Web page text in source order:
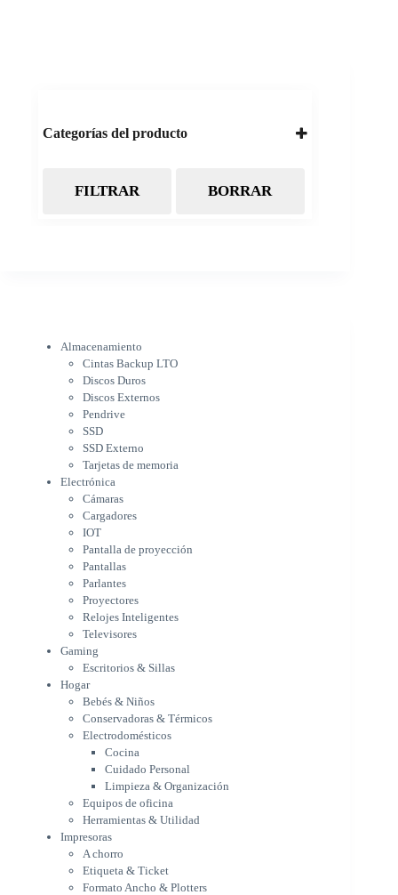
Categorías del producto
Almacenamiento
Cámaras
Cargadores
IOT
Pantalla de proyección
Pantallas
Parlantes
Proyectores
Relojes Inteligentes
Televisores
Gaming
Escritorios & Sillas
Hogar
Bebés & Niños
Conservadoras & Térmicos
Electrodomésticos
Cocina
Cuidado Personal
Limpieza & Organización
Equipos de oficina
Herramientas & Utilidad
Impresoras
A chorro
Etiqueta & Ticket
Formato Ancho & Plotters
Láser
Matriciales
Multifuncional a Tinta
Multifuncional Láser
Tinta Continua
Informática
Accesorios Varios
FILTRAR BORRAR
Almacenamiento
Cintas Backup LTO
Discos Duros
Discos Externos
Pendrive
SSD
SSD Externo
Tarjetas de memoria
Electrónica
Cámaras
Cargadores
IOT
Pantalla de proyección
Pantallas
Parlantes
Proyectores
Relojes Inteligentes
Televisores
Gaming
Escritorios & Sillas
Hogar
Bebés & Niños
Conservadoras & Térmicos
Electrodomésticos
Cocina
Cuidado Personal
Limpieza & Organización
Equipos de oficina
Herramientas & Utilidad
Impresoras
A chorro
Etiqueta & Ticket
Formato Ancho & Plotters